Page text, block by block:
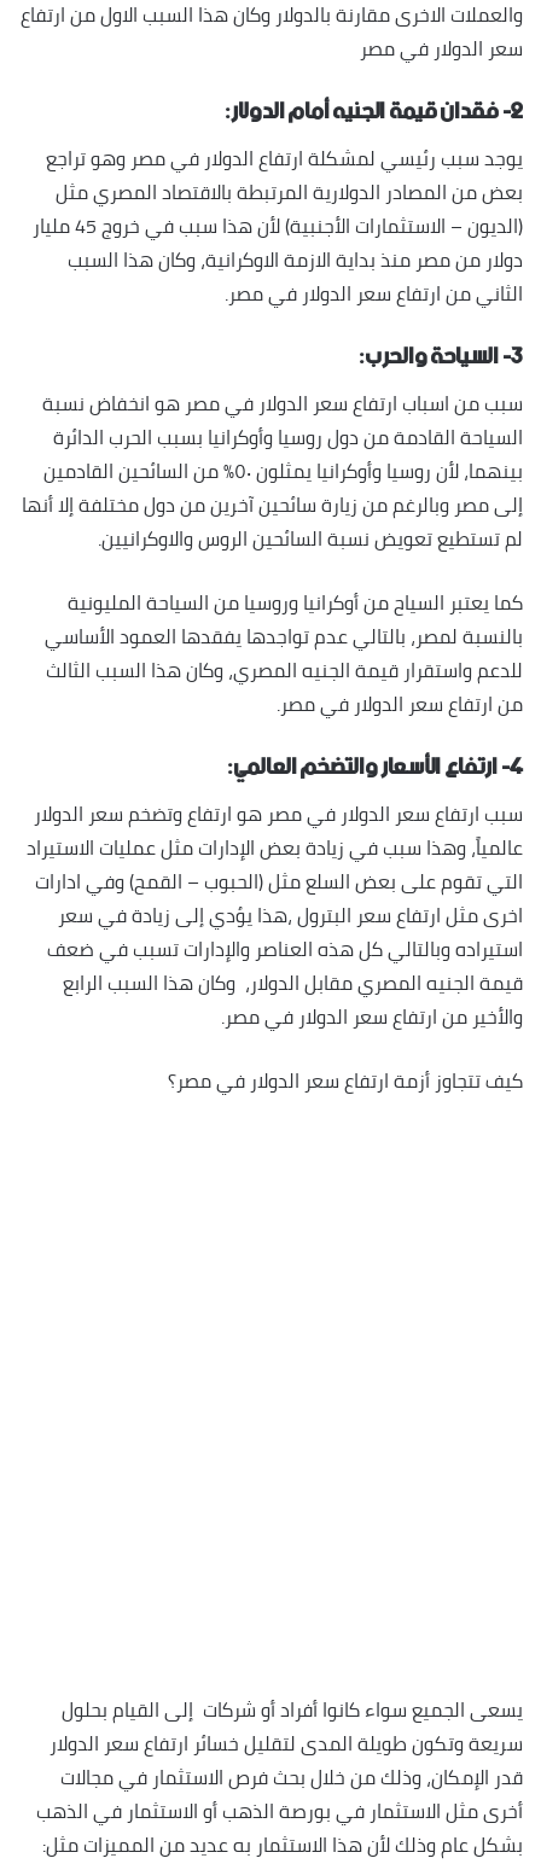
والعملات الاخرى مقارنة بالدولار وكان هذا السبب الاول من ارتفاع
سعر الدولار في مصر
٢- فقدان قيمة الجنيه أمام الدولار:
يوجد سبب رئيسي لمشكلة ارتفاع الدولار في مصر وهو تراجع
بعض من المصادر الدولارية المرتبطة بالاقتصاد المصري مثل
(الديون – الاستثمارات الأجنبية) لأن هذا سبب في خروج 45 مليار
دولار من مصر منذ بداية الازمة الاوكرانية، وكان هذا السبب
الثاني من ارتفاع سعر الدولار في مصر.
٣- السياحة والحرب:
سبب من اسباب ارتفاع سعر الدولار في مصر هو انخفاض نسبة
السياحة القادمة من دول روسيا وأوكرانيا بسبب الحرب الدائرة
بينهما، لأن روسيا وأوكرانيا يمثلون ٥٠٪ من السائحين القادمين
إلى مصر وبالرغم من زيارة سائحين آخرين من دول مختلفة إلا أنها
لم تستطيع تعويض نسبة السائحين الروس والاوكرانيين.
كما يعتبر السياح من أوكرانيا وروسيا من السياحة المليونية
بالنسبة لمصر، بالتالي عدم تواجدها يفقدها العمود الأساسي
للدعم واستقرار قيمة الجنيه المصري، وكان هذا السبب الثالث
من ارتفاع سعر الدولار في مصر.
٤- ارتفاع الأسعار والتضخم العالمي:
سبب ارتفاع سعر الدولار في مصر هو ارتفاع وتضخم سعر الدولار
عالمياً، وهذا سبب في زيادة بعض الإدارات مثل عمليات الاستيراد
التي تقوم على بعض السلع مثل (الحبوب – القمح) وفي ادارات
اخرى مثل ارتفاع سعر البترول ،هذا يؤدي إلى زيادة في سعر
استيراده وبالتالي كل هذه العناصر والإدارات تسبب في ضعف
قيمة الجنيه المصري مقابل الدولار، وكان هذا السبب الرابع
والأخير من ارتفاع سعر الدولار في مصر.
كيف تتجاوز أزمة ارتفاع سعر الدولار في مصر؟
يسعى الجميع سواء كانوا أفراد أو شركات إلى القيام بحلول
سريعة وتكون طويلة المدى لتقليل خسائر ارتفاع سعر الدولار
قدر الإمكان، وذلك من خلال بحث فرص الاستثمار في مجالات
أخرى مثل الاستثمار في بورصة الذهب أو الاستثمار في الذهب
بشكل عام وذلك لأن هذا الاستثمار به عديد من المميزات مثل: